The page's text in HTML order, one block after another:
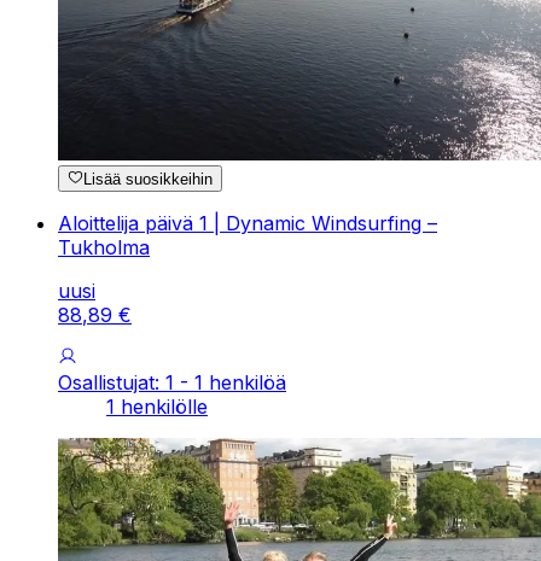
Lisää suosikkeihin
Aloittelija päivä 1 | Dynamic Windsurfing –
Tukholma
uusi
88,89 €
Osallistujat: 1 - 1 henkilöä
1 henkilölle